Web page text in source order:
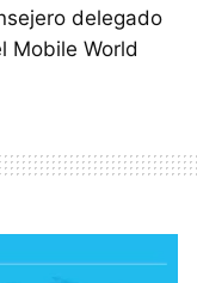
delegado
Mobile World